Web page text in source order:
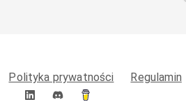
Polityka prywatności Regulamin